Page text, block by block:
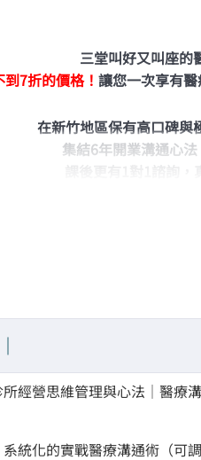
三堂叫好又叫座的
到7折的價格！ 讓您一次享有
在新竹地區保有高口碑與
集結6年開業溝通心
經營思維管理與心法｜醫療
統化的實戰醫療溝通術（可調